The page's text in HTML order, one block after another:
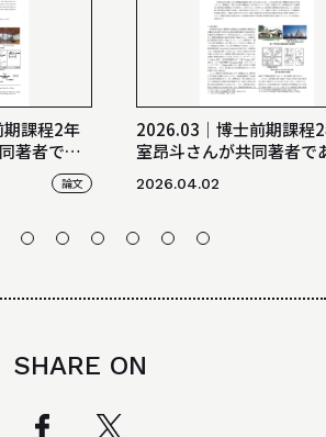
課程2年
著者であ
中間接合金
の滑動が
集Bに掲載！
論文
2026.03│博士前期課程
室昂斗さんが共同著者で
計用風力係数に関する研
2026.04.02
SHARE ON